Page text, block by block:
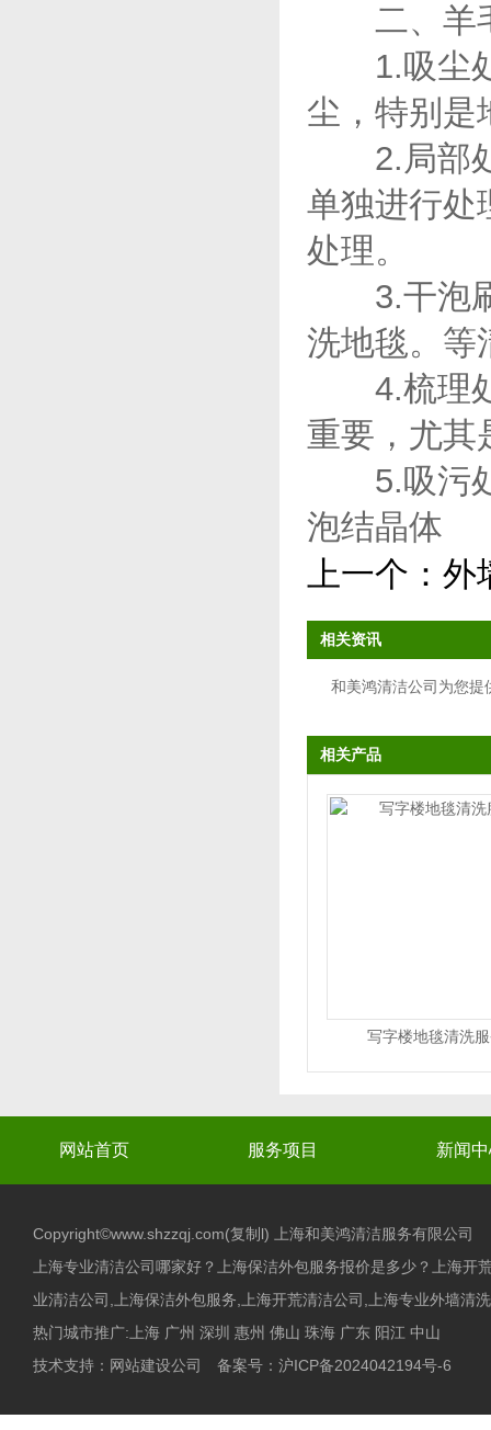
二、羊
1.吸尘处
尘，特别是
2.局部处
单独进行处
处理。
3.干泡刷
洗地毯。等
4.梳理处
重要，尤其
5.吸污处
泡结晶体
上一个： 外
相关资讯
和美鸿清洁公司为您提
相关产品
写字楼地毯清洗
网站首页 服务项目 新闻
Copyright©www.shzzqj.com(复制l) 上海和美鸿清洁服务有限公司
上海专业清洁公司哪家好？上海保洁外包服务报价是多少？上海
业清洁公司,上海保洁外包服务,上海开荒清洁公司,上海专业外墙清
热门城市推广: 上海 广州 深圳 惠州 佛山 珠海 广东 阳江 中山
技术支持： 网站建设公司 备案号： 沪ICP备2024042194号-6